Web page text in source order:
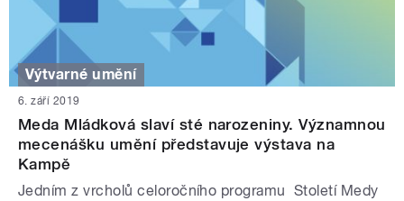
Výtvarné umění
6. září 2019
Meda Mládková slaví sté narozeniny. Významnou
mecenášku umění představuje výstava na
Kampě
Jedním z vrcholů celoročního programu Století Medy